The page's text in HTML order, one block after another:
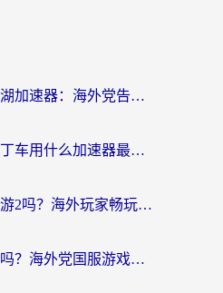
加拿大打新笑傲江湖加速器：海外党告别延迟卡顿的实用指南
国外玩国服跑跑卡丁车用什么加速器最好？2026真实玩家亲测避坑指南
外国人打新大话西游2吗？海外玩家畅玩国服游戏的终极加速器指南
非洲能玩小森生活吗？海外党国服游戏加速器终极指南（附阿根廷CF手游帕斯卡契约解决方案）